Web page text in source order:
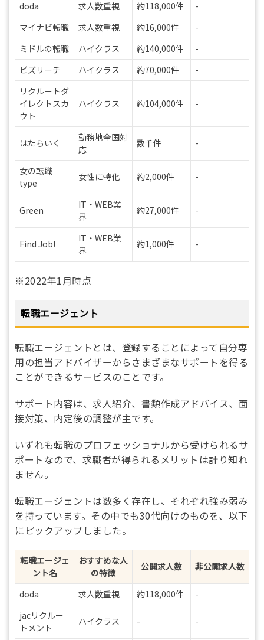
doda 求人数重視 約118,000件
-
マイナビ転職
求人数重視 約16,000件
-
ミドルの転職
ハイクラス 約140,000件
-
ビズリーチ
ハイクラス 約70,000件
-
リクルートダ
イレクトスカ
ウト
ハイクラス 約104,000件 -
はたらいく
勤務地全国対
応
数千件 -
女の転職
type
女性に特化 約2,000件 -
Green
IT・WEB業
界
約27,000件 -
Find Job!
IT・WEB業
界
約1,000件 -
※2022年1月時点
転職エージェント
転職エージェントとは、登録することによって自分専
用の担当アドバイザーからさまざまなサポートを得る
ことができるサービスのことです。
サポート内容は、求人紹介、書類作成アドバイス、面
接対策、内定後の調整が主です。
いずれも転職のプロフェッショナルから受けられるサ
ポートなので、求職者が得られるメリットは計り知れ
ません。
転職エージェントは数多く存在し、それぞれ強み弱み
を持っています。その中でも30代向けのものを、以下
にピックアップしました。
転職エージェ
ント名
おすすめな人
の特徴
公開求人数 非公開求人数
doda 求人数重視 約118,000件
-
jacリクルー
トメント
ハイクラス - -